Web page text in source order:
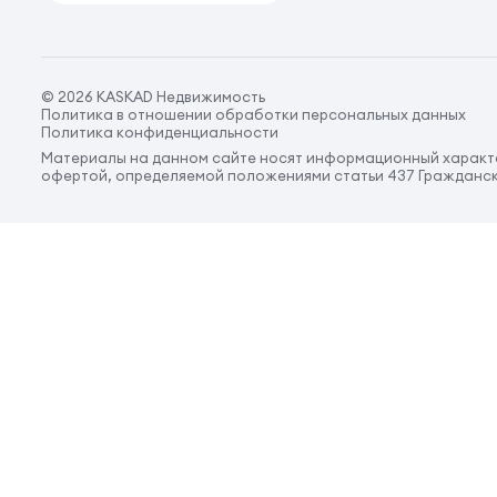
© 2026 KASKAD Недвижимость
Политика в отношении обработки персональных данных
Политика конфиденциальности
Материалы на данном сайте носят информационный
офертой, определяемой положениями статьи 437